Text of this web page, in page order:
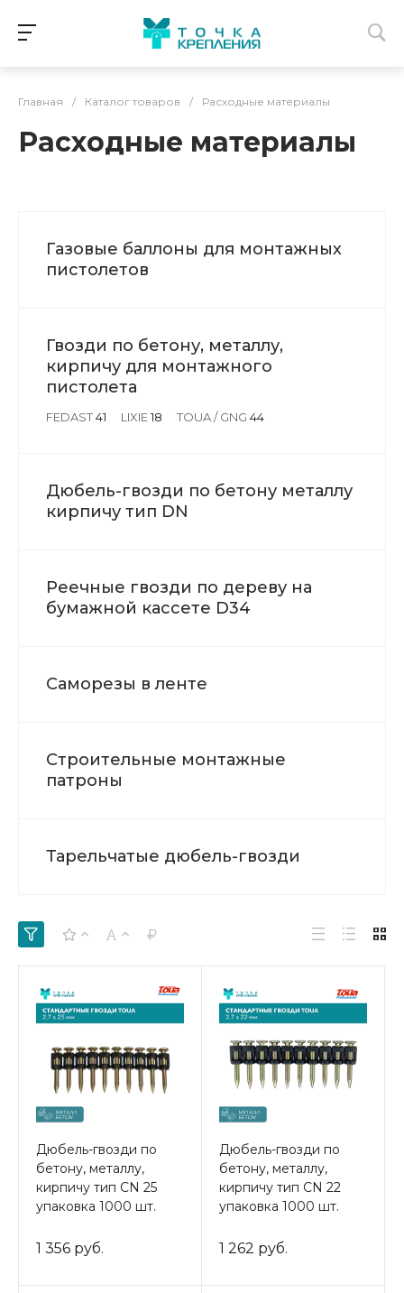
Главная / Каталог товаров / Расходные материалы
Расходные материалы
Газовые баллоны для монтажных
пистолетов
Гвозди по бетону, металлу,
кирпичу для монтажного
пистолета
FEDAST41 LIXIE18 TOUA / GNG 44
Дюбель-гвозди по бетону металлу
кирпичу тип DN
Реечные гвозди по дереву на
бумажной кассете D34
Саморезы в ленте
Строительные монтажные
патроны
Тарельчатые дюбель-гвозди
Дюбель-гвозди по
бетону, металлу,
кирпичу тип CN 25
упаковка 1000 шт.
1 356 руб.
Дюбель-гвозди по
бетону, металлу,
кирпичу тип CN 22
упаковка 1000 шт.
1 262 руб.